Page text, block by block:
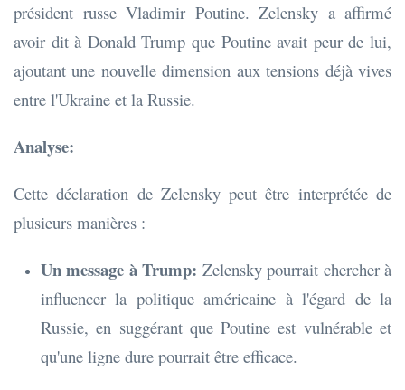
président russe Vladimir Poutine. Zelensky a affirmé
avoir dit à Donald Trump que Poutine avait peur de lui,
ajoutant une nouvelle dimension aux tensions déjà vives
entre l'Ukraine et la Russie.
Analyse:
Cette déclaration de Zelensky peut être interprétée de
plusieurs manières :
Un message à Trump: Zelensky pourrait chercher à
influencer la politique américaine à l'égard de la
Russie, en suggérant que Poutine est vulnérable et
qu'une ligne dure pourrait être efficace.